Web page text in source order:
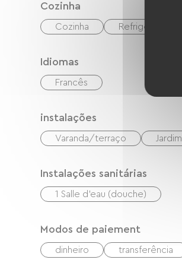
Cozinha
Cozinha Refrigerador
Idiomas
Francês
instalações
Varanda/terraço Jardim
Instalações sanitárias
1 Salle d'eau (douche)
Modos de paiement
dinheiro transferência